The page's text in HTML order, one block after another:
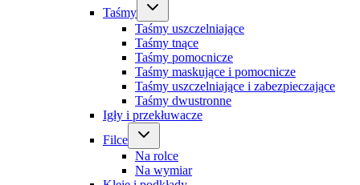
Taśmy
Taśmy uszczelniające
Taśmy tnące
Taśmy pomocnicze
Taśmy maskujące i pomocnicze
Taśmy uszczelniające i zabezpieczające
Taśmy dwustronne
Igły i przekłuwacze
Filce
Na rolce
Na wymiar